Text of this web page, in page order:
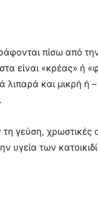
πίσω από
είναι «κρέας» ή
λιπαρά και μικρή ή
γεύση, χρωστικές
υγεία των